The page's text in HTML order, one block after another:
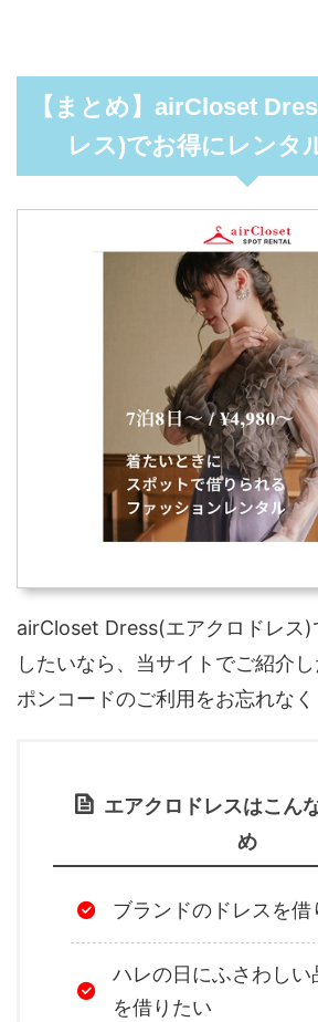
【まとめ】airCloset
レス)でお得にレンタ
airCloset Dress(エアクロドレス)
したいなら、当サイトでご紹介
ポンコードのご利用をお忘れなく
エアクロドレスはこん
め
ブランドのドレスを借
ハレの日にふさわしい
を借りたい